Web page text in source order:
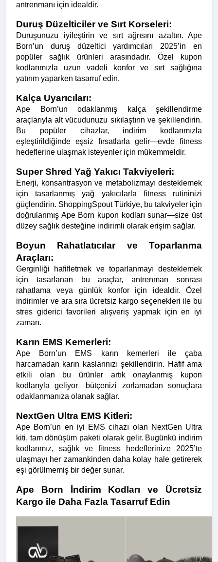
antrenmanı için idealdir.
Duruş Düzelticiler ve Sırt Korseleri:
Duruşunuzu iyileştirin ve sırt ağrısını azaltın. Ape
Born’un duruş düzeltici yardımcıları 2025’in en
popüler sağlık ürünleri arasındadır. Özel kupon
kodlarımızla uzun vadeli konfor ve sırt sağlığına
yatırım yaparken tasarruf edin.
Kalça Uyarıcıları:
Ape Born’un odaklanmış kalça şekillendirme
araçlarıyla alt vücudunuzu sıkılaştırın ve şekillendirin.
Bu popüler cihazlar, indirim kodlarımızla
eşleştirildiğinde eşsiz fırsatlarla gelir—evde fitness
hedeflerine ulaşmak isteyenler için mükemmeldir.
Super Shred Yağ Yakıcı Takviyeleri:
Enerji, konsantrasyon ve metabolizmayı desteklemek
için tasarlanmış yağ yakıcılarla fitness rutininizi
güçlendirin. ShoppingSpout Türkiye, bu takviyeler için
doğrulanmış Ape Born kupon kodları sunar—size üst
düzey sağlık desteğine indirimli olarak erişim sağlar.
Boyun Rahatlatıcılar ve Toparlanma
Araçları:
Gerginliği hafifletmek ve toparlanmayı desteklemek
için tasarlanan bu araçlar, antrenman sonrası
rahatlama veya günlük konfor için idealdir. Özel
indirimler ve ara sıra ücretsiz kargo seçenekleri ile bu
stres giderici favorileri alışveriş yapmak için en iyi
zaman.
Karın EMS Kemerleri:
Ape Born’un EMS karın kemerleri ile çaba
harcamadan karın kaslarınızı şekillendirin. Hafif ama
etkili olan bu ürünler artık onaylanmış kupon
kodlarıyla geliyor—bütçenizi zorlamadan sonuçlara
odaklanmanıza olanak sağlar.
NextGen Ultra EMS Kitleri:
Ape Born’un en iyi EMS cihazı olan NextGen Ultra
kiti, tam dönüşüm paketi olarak gelir. Bugünkü indirim
kodlarımız, sağlık ve fitness hedeflerinize 2025’te
ulaşmayı her zamankinden daha kolay hale getirerek
eşi görülmemiş bir değer sunar.
Ape Born İndirim Kodları ve Ücretsiz
Kargo ile Daha Fazla Tasarruf Edin